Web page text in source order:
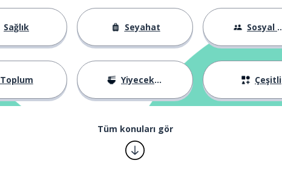
Sağlık Seyahat Sosyal Hayat
Toplum Yiyecekler Çeşitli
Tüm konuları gör